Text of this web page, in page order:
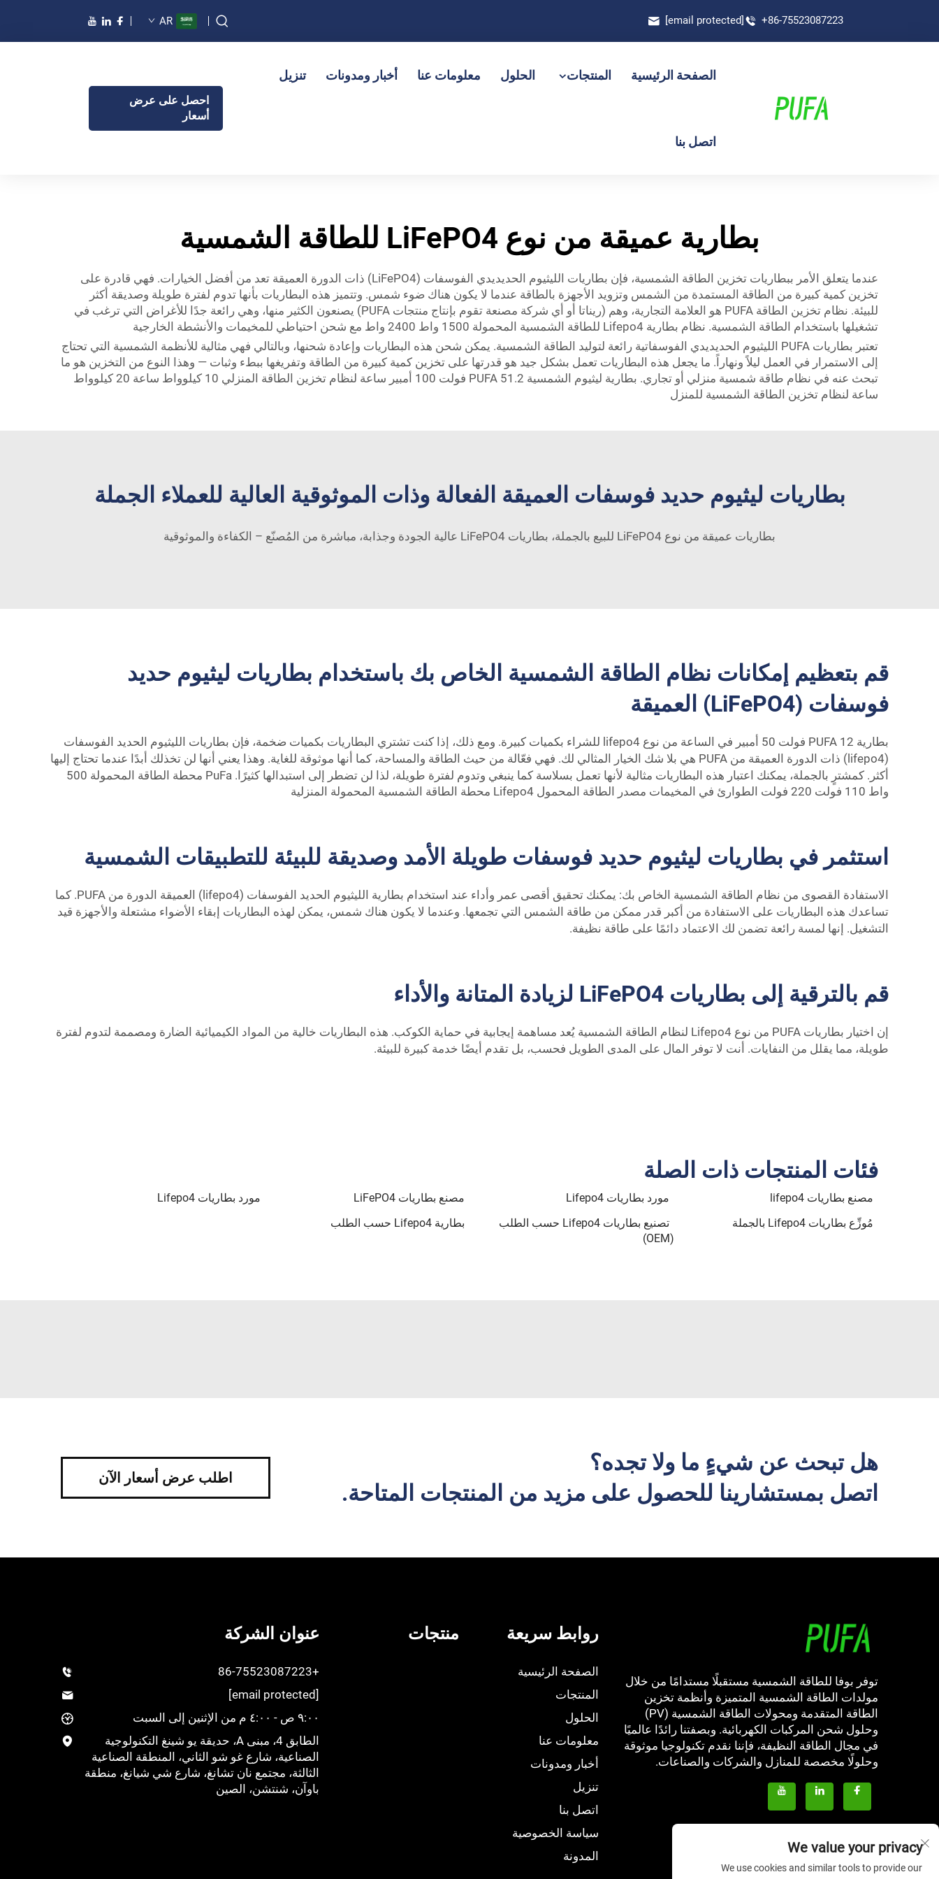
+86-75523087223
[email protected]
AR
الصفحة الرئيسية المنتجات الحلول معلومات عنا أخبار ومدونات تنزيل
اتصل بنا
احصل على عرض
أسعار
بطارية عميقة من نوع LiFePO4 للطاقة الشمسية
عندما يتعلق الأمر ببطاريات تخزين الطاقة الشمسية، فإن بطاريات الليثيوم الحديديدي الفوسفات (LiFePO4) ذات الدورة العميقة تعد من أفضل الخيارات. فهي قادرة على
تخزين كمية كبيرة من الطاقة المستمدة من الشمس وتزويد الأجهزة بالطاقة عندما لا يكون هناك ضوء شمس. وتتميز هذه البطاريات بأنها تدوم لفترة طويلة وصديقة أكثر
للبيئة. نظام تخزين الطاقة
PUFA هو العلامة التجارية، وهم (ريناتا أو أي شركة مصنعة تقوم بإنتاج منتجات PUFA) يصنعون الكثير منها، وهي رائعة جدًا للأغراض التي ترغب في
تشغيلها باستخدام الطاقة الشمسية. نظام بطارية Lifepo4 للطاقة الشمسية المحمولة 1500 واط 2400 واط مع شحن احتياطي للمخيمات والأنشطة الخارجية
تعتبر بطاريات PUFA الليثيوم الحديديدي الفوسفاتية رائعة لتوليد الطاقة الشمسية. يمكن شحن هذه البطاريات وإعادة شحنها، وبالتالي فهي مثالية للأنظمة الشمسية التي تحتاج
إلى الاستمرار في العمل ليلاً ونهاراً. ما يجعل هذه البطاريات تعمل بشكل جيد هو قدرتها على تخزين كمية كبيرة من الطاقة وتفريغها ببطء وثبات — وهذا النوع من التخزين هو ما
تبحث عنه في نظام طاقة شمسية منزلي أو تجاري.
بطارية ليثيوم الشمسية PUFA 51.2 فولت 100 أمبير ساعة لنظام تخزين الطاقة المنزلي 10 كيلوواط ساعة 20 كيلوواط
ساعة لنظام تخزين الطاقة الشمسية للمنزل
بطاريات ليثيوم حديد فوسفات العميقة الفعالة وذات الموثوقية العالية للعملاء الجملة
بطاريات عميقة من نوع LiFePO4 للبيع بالجملة، بطاريات LiFePO4 عالية الجودة وجذابة، مباشرة من المُصنّع – الكفاءة والموثوقية
قم بتعظيم إمكانات نظام الطاقة الشمسية الخاص بك باستخدام بطاريات ليثيوم حديد
فوسفات (LiFePO4) العميقة
بطارية PUFA 12 فولت 50 أمبير في الساعة من نوع lifepo4 للشراء بكميات كبيرة. ومع ذلك، إذا كنت تشتري البطاريات بكميات ضخمة، فإن بطاريات الليثيوم الحديد الفوسفات
(lifepo4) ذات الدورة العميقة من PUFA هي بلا شك الخيار المثالي لك. فهي فعّالة من حيث الطاقة والمساحة، كما أنها موثوقة للغاية. وهذا يعني أنها لن تخذلك أبدًا عندما تحتاج إليها
أكثر. كمشترٍ بالجملة، يمكنك اعتبار هذه البطاريات مثالية لأنها تعمل بسلاسة كما ينبغي وتدوم لفترة طويلة، لذا لن تضطر إلى استبدالها كثيرًا.
PuFa محطة الطاقة المحمولة 500
واط 110 فولت 220 فولت الطوارئ في المخيمات مصدر الطاقة المحمول Lifepo4 محطة الطاقة الشمسية المحمولة المنزلية
استثمر في بطاريات ليثيوم حديد فوسفات طويلة الأمد وصديقة للبيئة للتطبيقات الشمسية
الاستفادة القصوى من نظام الطاقة الشمسية الخاص بك: يمكنك تحقيق أقصى عمر وأداء عند استخدام بطارية الليثيوم الحديد الفوسفات (lifepo4) العميقة الدورة من PUFA. كما
تساعدك هذه البطاريات على الاستفادة من أكبر قدر ممكن من طاقة الشمس التي تجمعها. وعندما لا يكون هناك شمس، يمكن لهذه البطاريات إبقاء الأضواء مشتعلة والأجهزة قيد
التشغيل. إنها لمسة رائعة تضمن لك الاعتماد دائمًا على طاقة نظيفة.
قم بالترقية إلى بطاريات LiFePO4 لزيادة المتانة والأداء
إن اختيار بطاريات PUFA من نوع Lifepo4 لنظام الطاقة الشمسية يُعد مساهمة إيجابية في حماية الكوكب. هذه البطاريات خالية من المواد الكيميائية الضارة ومصممة لتدوم لفترة
طويلة، مما يقلل من النفايات. أنت لا توفر المال على المدى الطويل فحسب، بل تقدم أيضًا خدمة كبيرة للبيئة.
فئات المنتجات ذات الصلة
مصنع بطاريات lifepo4 مورد بطاريات Lifepo4 مصنع بطاريات LiFePO4
مورد بطاريات Lifepo4
مُوزِّع بطاريات Lifepo4 بالجملة
تصنيع بطاريات Lifepo4 حسب الطلب
(OEM)
بطارية Lifepo4 حسب الطلب
هل تبحث عن شيءٍ ما ولا تجده؟
اتصل بمستشارينا للحصول على مزيد من المنتجات المتاحة.
اطلب عرض أسعار الآن
توفر بوفا للطاقة الشمسية مستقبلًا مستدامًا من خلال
مولدات الطاقة الشمسية المتميزة وأنظمة تخزين
الطاقة المتقدمة ومحولات الطاقة الشمسية (PV)
وحلول شحن المركبات الكهربائية. وبصفتنا رائدًا عالميًا
في مجال الطاقة النظيفة، فإننا نقدم تكنولوجيا موثوقة
وحلولًا مخصصة للمنازل والشركات والصناعات.
روابط سريعة
الصفحة الرئيسية
المنتجات
الحلول
معلومات عنا
أخبار ومدونات
تنزيل
اتصل بنا
سياسة الخصوصية
المدونة
منتجات عنوان الشركة
+86-75523087223
[email protected]
٩:٠٠ ص - ٤:٠٠ م من الإثنين إلى السبت
الطابق 4، مبنى A، حديقة يو شينغ التكنولوجية
الصناعية، شارع غو شو الثاني، المنطقة الصناعية
الثالثة، مجتمع نان تشانغ، شارع شي شيانغ، منطقة
باوآن، شنتشن، الصين
We value your privacy
We use cookies and similar tools to provide our